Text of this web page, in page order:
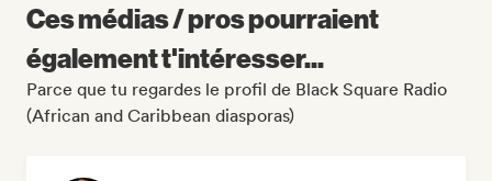
Ces médias / pros pourraient
également t'intéresser...
Parce que tu regardes le profil de Black Square Radio
(African and Caribbean diasporas)